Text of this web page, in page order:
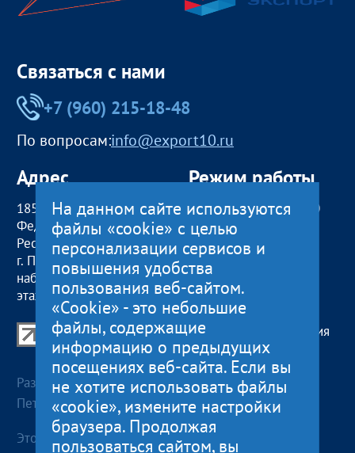
Связаться с нами
+7 (960) 215-18-48
По вопросам:info@export10.ru
Адрес
185000, Российская
Федерация,
Республика Карелия
г. Петрозаводск,
наб. Гюллинга, 11 / 2
этаж, офис 2
Режим работы
пн — чт:09:00 — 18:00
пт:09:00 — 17:00
обед с 13:00 до 14:00
сб, вс
Центр поддержки экспорта Республики Карелия
© 2012—2024
Разработка и поддержка сайта — «Артлекс», г.
Петрозаводск
Этот сайт использует файлы cookies для хранения
На данном сайте используются
файлы «cookie» с целью
персонализации сервисов и
повышения удобства
пользования веб-сайтом.
«Cookie» - это небольшие
файлы, содержащие
информацию о предыдущих
посещениях веб-сайта. Если вы
не хотите использовать файлы
«cookie», измените настройки
браузера. Продолжая
пользоваться сайтом, вы